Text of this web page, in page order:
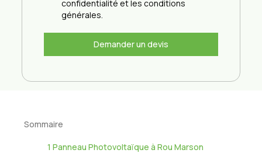
confidentialité et les conditions
générales.
Demander un devis
Sommaire
1 Panneau Photovoltaïque à Rou Marson